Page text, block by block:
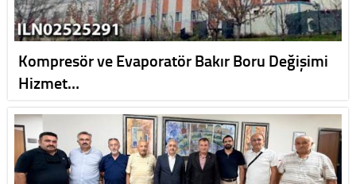
Kompresör ve Evaporatör Bakır Boru Değişimi
Hizmet…